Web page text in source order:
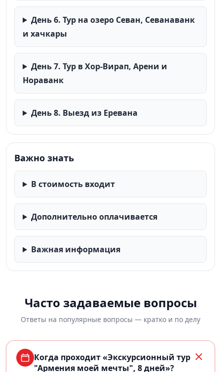
День 6. Тур на озеро Севан, Севанаванк
и хачкары
День 7. Тур в Хор-Вирап, Арени и
Нораванк
День 8. Выезд из Еревана
Важно знать
В стоимость входит
Дополнительно оплачивается
Важная информация
Часто задаваемые вопросы
Ответы на популярные вопросы — кратко и по делу
Когда проходит «Экскурсионный тур
"Армения моей мечты", 8 дней»?